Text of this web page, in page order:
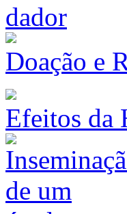
Doação e
Efeitos da